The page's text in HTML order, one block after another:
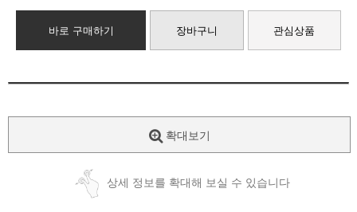
바로 구매하기 장바구니 관심상품
확대보기
상세 정보를 확대해 보실 수 있습니다